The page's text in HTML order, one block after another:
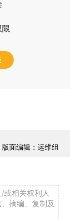
限
版面编辑：运维组
或相关权利人
摘编、复制及